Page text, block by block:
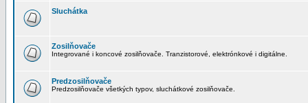
Sluchátka
Zosilňovače
Integrované i koncové zosilňovače. Tranzistorové, elektrónkové i digitálne.
Predzosilňovače
Predzosilňovače všetkých typov, sluchátkové zosilňovače.